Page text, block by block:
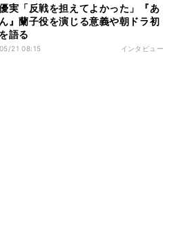
実「反戦を担えてよかった」『あ
』蘭子役を演じる意義や朝ドラ初
語る
21 08:15 インタビュー